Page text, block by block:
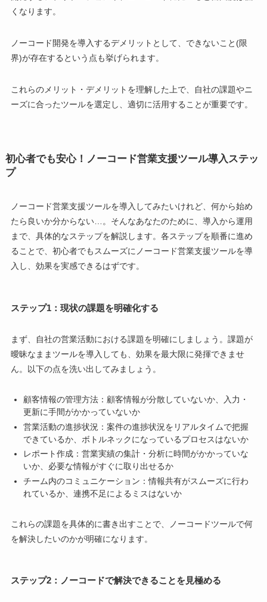
くなります。
ノーコード開発を導入するデメリットとして、できないこと(限
界)が存在するという点も挙げられます。
これらのメリット・デメリットを理解した上で、自社の課題やニ
ーズに合ったツールを選定し、適切に活用することが重要です。
初心者でも安心！ノーコード営業支援ツール導入ステッ
プ
ノーコード営業支援ツールを導入してみたいけれど、何から始め
たら良いか分からない…。そんなあなたのために、導入から運用
まで、具体的なステップを解説します。各ステップを順番に進め
ることで、初心者でもスムーズにノーコード営業支援ツールを導
入し、効果を実感できるはずです。
ステップ1：現状の課題を明確化する
まず、自社の営業活動における課題を明確にしましょう。課題が
曖昧なままツールを導入しても、効果を最大限に発揮できませ
ん。以下の点を洗い出してみましょう。
顧客情報の管理方法：顧客情報が分散していないか、入力・
更新に手間がかかっていないか
営業活動の進捗状況：案件の進捗状況をリアルタイムで把握
できているか、ボトルネックになっているプロセスはないか
レポート作成：営業実績の集計・分析に時間がかかっていな
いか、必要な情報がすぐに取り出せるか
チーム内のコミュニケーション：情報共有がスムーズに行わ
れているか、連携不足によるミスはないか
これらの課題を具体的に書き出すことで、ノーコードツールで何
を解決したいのかが明確になります。
ステップ2：ノーコードで解決できることを見極める